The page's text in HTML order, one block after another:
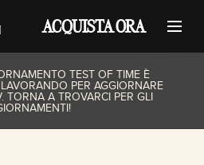
ACQUISTA ORA
TEST OF TIME È
PER AGGIORNARE
TORNA A TROVARCI PER GLI